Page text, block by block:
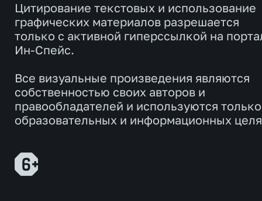
Цитирование текстовых и использование
графических материалов разрешается
только с активной гиперссылкой на
Ин-Спейс.
Все визуальные произведения являются
собственностью своих авторов и
правообладателей и используются
образовательных и информационных